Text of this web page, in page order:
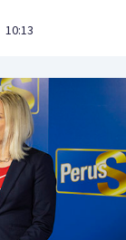
10:13